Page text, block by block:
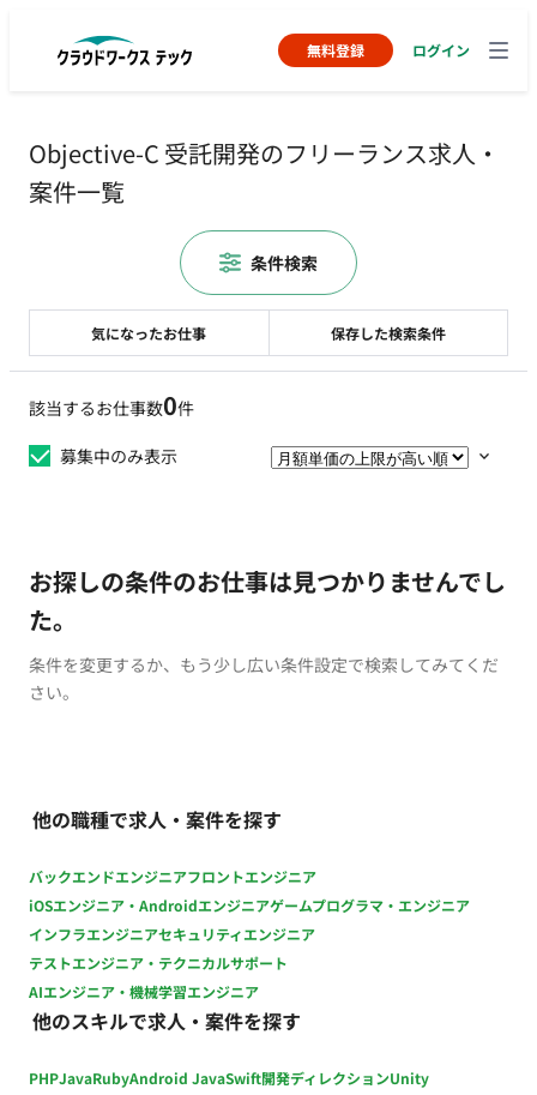
無料登録 ログイン
Objective-C 受託開発のフリーランス求人・
案件一覧
該当するお仕事数0件
募集中のみ表示
お探しの条件のお仕事は見つかりませんでし
た。
条件を変更するか、もう少し広い条件設定で検索してみてくだ
さい。
他の職種で求人・案件を探す
バックエンドエンジニアフロントエンジニア
iOSエンジニア・Androidエンジニアゲームプログラマ・エンジニア
インフラエンジニアセキュリティエンジニア
テストエンジニア・テクニカルサポート
AIエンジニア・機械学習エンジニア
他のスキルで求人・案件を探す
PHPJavaRubyAndroid JavaSwift開発ディレクションUnity
気になったお仕事 保存した検索条件
条件検索